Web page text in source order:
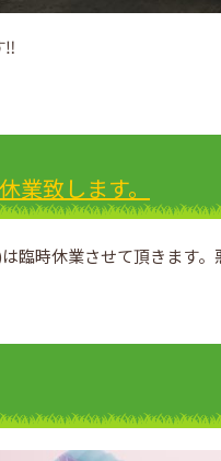
‼
業致します。
臨時休業させて頂きます。